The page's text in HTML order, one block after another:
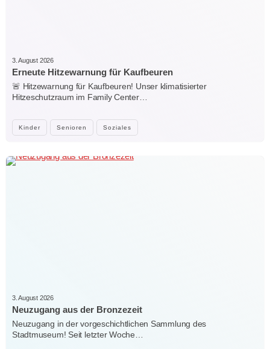
Kinder Senioren Soziales
3. August 2026
Erneute Hitzewarnung für Kaufbeuren
🚨 Hitzewarnung für Kaufbeuren! Unser klimatisierter
Hitzeschutzraum im Family Center…
3. August 2026
Neuzugang aus der Bronzezeit
Neuzugang in der vorgeschichtlichen Sammlung des
Stadtmuseum! Seit letzter Woche…